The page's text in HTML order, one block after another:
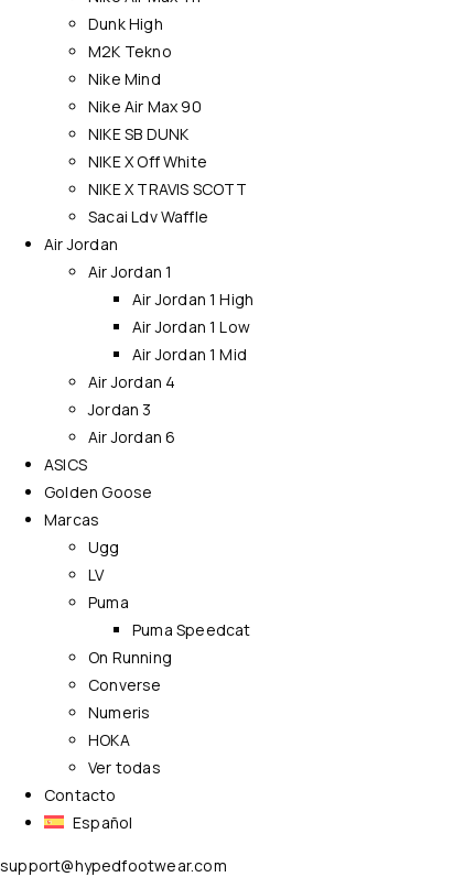
Dunk High
M2K Tekno
Nike Mind
Nike Air Max 90
NIKE SB DUNK
NIKE X Off White
NIKE X TRAVIS SCOTT
Sacai Ldv Waffle
Air Jordan
Air Jordan 1
Air Jordan 1 High
Air Jordan 1 Low
Air Jordan 1 Mid
Air Jordan 4
Jordan 3
Air Jordan 6
ASICS
Golden Goose
Marcas
Ugg
LV
Puma
Puma Speedcat
On Running
Converse
Numeris
HOKA
Ver todas
Contacto
Español
support@hypedfootwear.com